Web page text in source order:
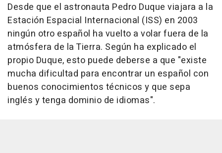
Desde que el astronauta Pedro Duque viajara a la
Estación Espacial Internacional (ISS) en 2003
ningún otro español ha vuelto a volar fuera de la
atmósfera de la Tierra. Según ha explicado el
propio Duque, esto puede deberse a que "existe
mucha dificultad para encontrar un español con
buenos conocimientos técnicos y que sepa
inglés y tenga dominio de idiomas".